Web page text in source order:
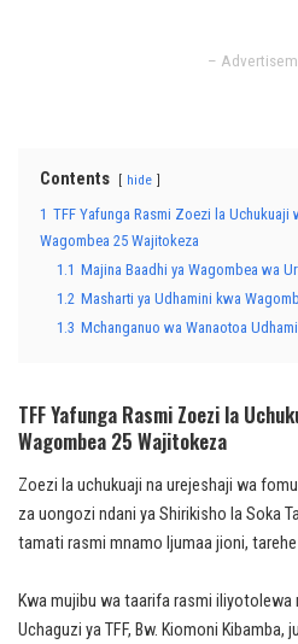
–
Contents hide
1 TFF Yafunga Rasmi Zoezi la Uchukuaji
Wagombea 25 Wajitokeza
1.1 Majina Baadhi ya Wagombea wa
1.2 Masharti ya Udhamini kwa
1.3 Mchanganuo wa Wanaotoa
TFF Yafunga Rasmi Zoezi la
Wagombea 25 Wajitokeza
Zoezi la uchukuaji na urejeshaji wa
za uongozi ndani ya Shirikisho la Soka
tamati rasmi mnamo Ijumaa jioni,
Kwa mujibu wa taarifa rasmi iliyotolewa
Uchaguzi ya TFF, Bw. Kiomoni Kibamba,